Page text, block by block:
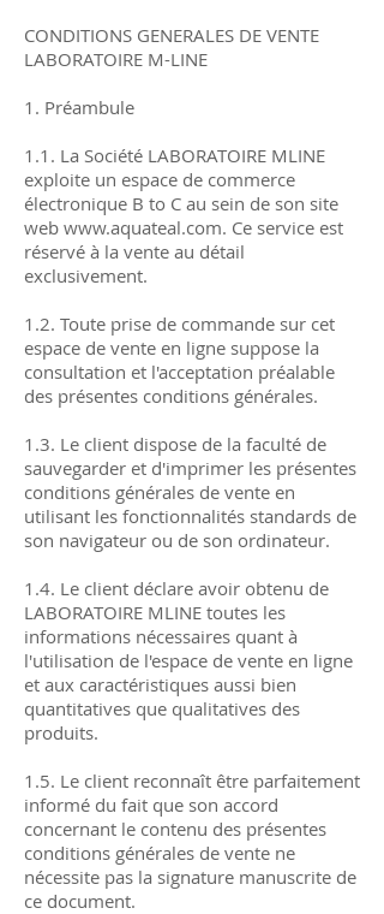
CONDITIONS GENERALES DE VENTE
LABORATOIRE M-LINE
1. Préambule
1.1. La Société LABORATOIRE MLINE
exploite un espace de commerce
électronique B to C au sein de son site
web www.aquateal.com. Ce service est
réservé à la vente au détail
exclusivement.
1.2. Toute prise de commande sur cet
espace de vente en ligne suppose la
consultation et l'acceptation préalable
des présentes conditions générales.
1.3. Le client dispose de la faculté de
sauvegarder et d'imprimer les présentes
conditions générales de vente en
utilisant les fonctionnalités standards de
son navigateur ou de son ordinateur.
1.4. Le client déclare avoir obtenu de
LABORATOIRE MLINE toutes les
informations nécessaires quant à
l'utilisation de l'espace de vente en ligne
et aux caractéristiques aussi bien
quantitatives que qualitatives des
produits.
1.5. Le client reconnaît être parfaitement
informé du fait que son accord
concernant le contenu des présentes
conditions générales de vente ne
nécessite pas la signature manuscrite de
ce document.